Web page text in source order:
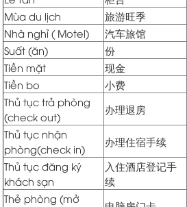
Mùa du lịch
旅游旺季
Nhà nghỉ ( Motel)
汽车旅馆
Suất (ăn)
份
Tiền mặt
现金
Tiền bo
小费
Thủ tục trả phòng
(check out)
办理退房
Thủ tục nhận
phòng(check in)
办理住宿手续
Thủ tục đăng ký
khách sạn
入住酒店登记手
续
Thẻ phòng (mở